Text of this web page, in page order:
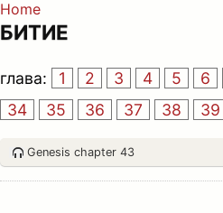
Home
БИТИЕ
глава: 1 2 3 4 5 6
34
35 36 37 38 39
Genesis chapter 43